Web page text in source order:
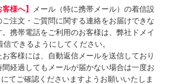
様へ】
メール（特に携帯メール）の着信設
注文・ご質問に関する連絡をお届けできな
携帯電話をご利用のお客様は、弊社ドメイ
できるようにしてください。
客様には、自動返信メールを送信しており
経過してもメールが届かない場合は一度お
てご確認くださいますようお願いいたしま